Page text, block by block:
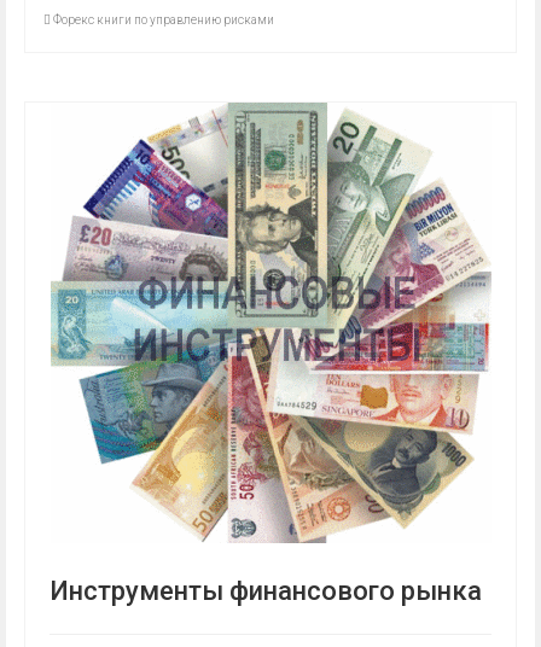
Форекс книги по управлению рисками
Инструменты финансового рынка